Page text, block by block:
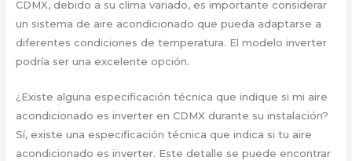
CDMX, debido a su clima variado, es importante considerar
un sistema de aire acondicionado que pueda adaptarse a
diferentes condiciones de temperatura. El modelo inverter
podría ser una excelente opción.
¿Existe alguna especificación técnica que indique si mi aire
acondicionado es inverter en CDMX durante su instalación?
Sí, existe una especificación técnica que indica si tu aire
acondicionado es inverter. Este detalle se puede encontrar